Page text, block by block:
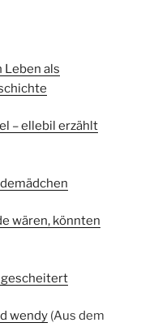
Leben als
– ellebil erzählt
wären, könnten
gescheitert
wendy (Aus dem